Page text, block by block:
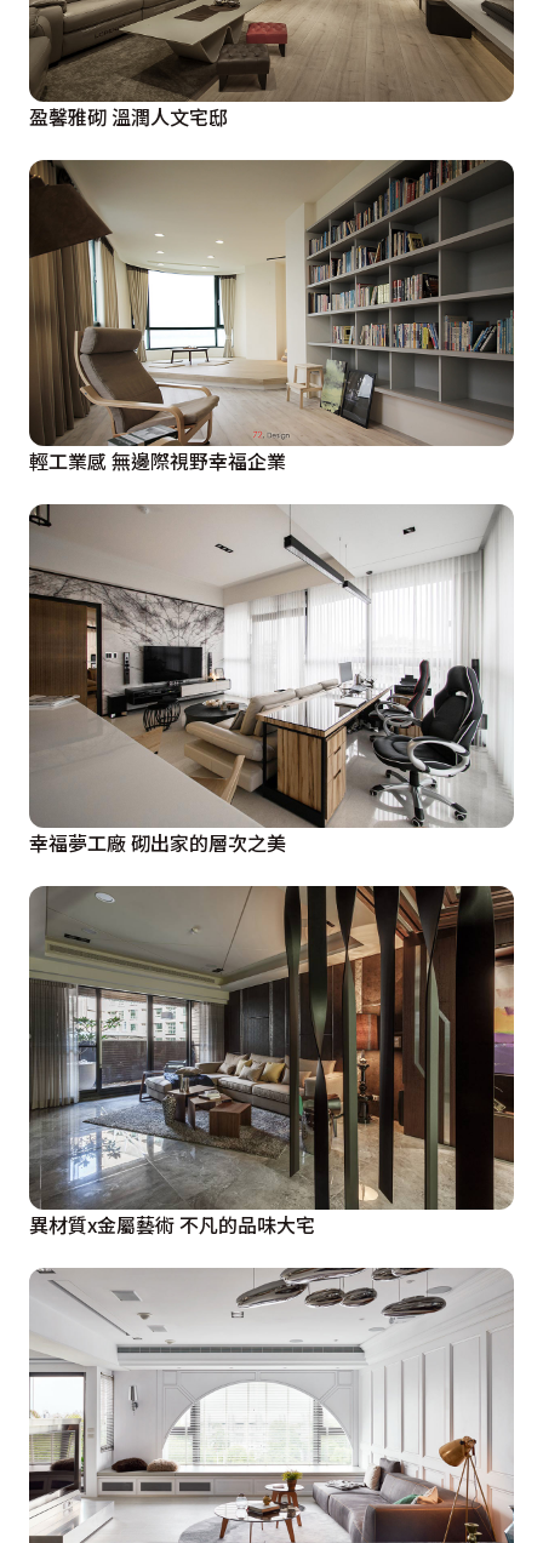
盈馨雅砌 溫潤人文宅邸
輕工業感 無邊際視野幸福企業
幸福夢工廠 砌出家的層次之美
異材質x金屬藝術 不凡的品味大宅